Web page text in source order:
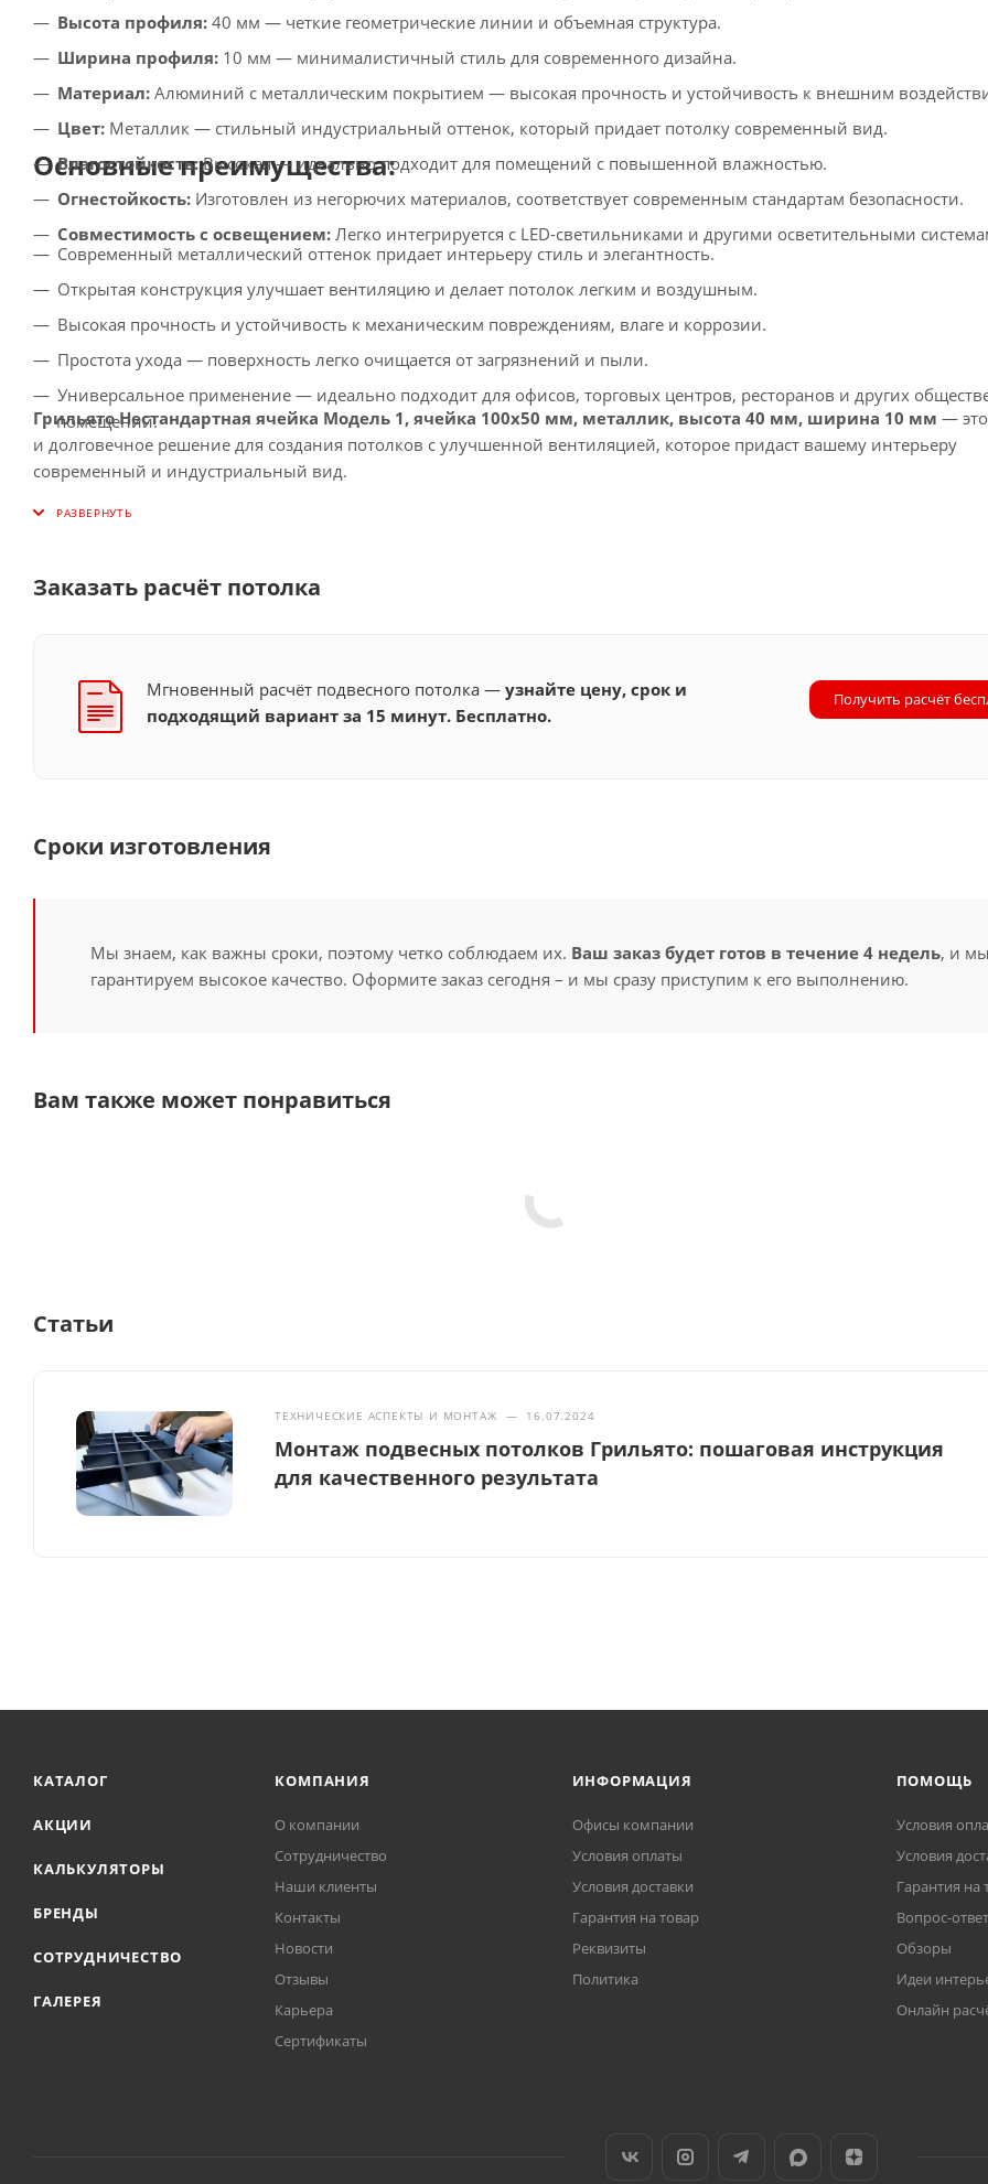
Высота профиля: 40 мм — четкие геометрические линии и объемная структура.
Ширина профиля: 10 мм — минималистичный стиль для современного дизайна.
Материал: Алюминий с металлическим покрытием — высокая прочность и устойчивость к внешним
Цвет: Металлик — стильный индустриальный оттенок, который придает потолку современный вид.
Влагостойкость:Высокая — идеально подходит для помещений с повышенной влажностью.
Огнестойкость: Изготовлен из негорючих материалов, соответствует современным стандартам безопасности.
Совместимость с освещением: Легко интегрируется с LED-светильниками и другими осветительными
Основные преимущества:
Современный металлический оттенок придает интерьеру стиль и элегантность.
Открытая конструкция улучшает вентиляцию и делает потолок легким и воздушным.
Высокая прочность и устойчивость к механическим повреждениям, влаге и коррозии.
Простота ухода — поверхность легко очищается от загрязнений и пыли.
Универсальное применение — идеально подходит для офисов, торговых центров, ресторанов и других
помещений.
Грильято Нестандартная ячейка Модель 1, ячейка 100х50 мм, металлик, высота 40 мм, ширина 10 мм —
и долговечное решение для создания потолков с улучшенной вентиляцией, которое придаст вашему интерьеру
современный и индустриальный вид.
Заказать расчёт потолка
Мгновенный расчёт подвесного потолка —узнайте цену, срок и
подходящий вариант за 15 минут. Бесплатно.
Получить расчёт
Сроки изготовления
Мы знаем, как важны сроки, поэтому четко соблюдаем их. Ваш заказ будет готов в течение 4 недель, и
гарантируем высокое качество. Оформите заказ сегодня – и мы сразу приступим к его выполнению.
Вам также может понравиться
Статьи
ТЕХНИЧЕСКИЕ АСПЕКТЫ И МОНТАЖ — 16.07.2024
Монтаж подвесных потолков Грильято: пошаговая инструкция
для качественного результата
КАТАЛОГ
АКЦИИ
КАЛЬКУЛЯТОРЫ
БРЕНДЫ
СОТРУДНИЧЕСТВО
ГАЛЕРЕЯ
КОМПАНИЯ
О компании
Сотрудничество
Наши клиенты
Контакты
Новости
Отзывы
Карьера
Сертификаты
ИНФОРМАЦИЯ
Офисы компании
Условия оплаты
Условия доставки
Гарантия на товар
Реквизиты
Политика
ПОМОЩЬ
Условия
Условия
Гарантия на
Вопрос-ответ
Обзоры
Идеи
Онлайн